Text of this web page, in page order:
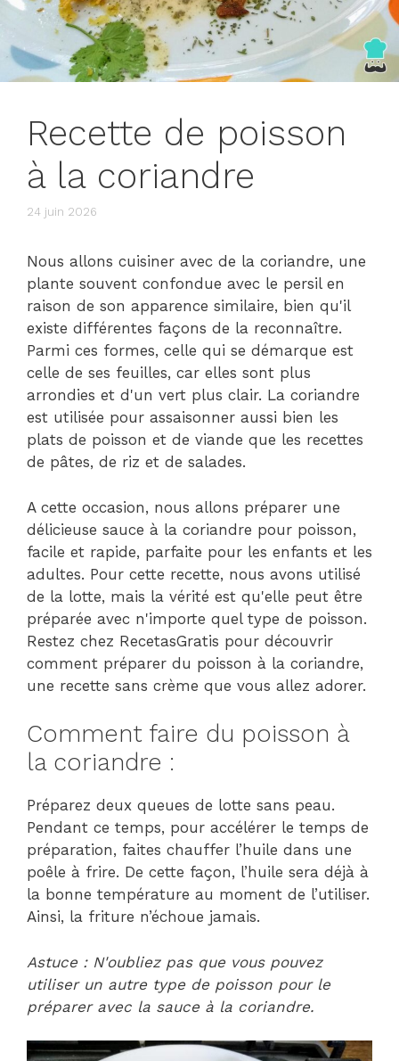
Recette de poisson
à la coriandre
24 juin 2026
Nous allons cuisiner avec de la coriandre, une
plante souvent confondue avec le persil en
raison de son apparence similaire, bien qu'il
existe différentes façons de la reconnaître.
Parmi ces formes, celle qui se démarque est
celle de ses feuilles, car elles sont plus
arrondies et d'un vert plus clair. La coriandre
est utilisée pour assaisonner aussi bien les
plats de poisson et de viande que les recettes
de pâtes, de riz et de salades.
A cette occasion, nous allons préparer une
délicieuse sauce à la coriandre pour poisson,
facile et rapide, parfaite pour les enfants et les
adultes. Pour cette recette, nous avons utilisé
de la lotte, mais la vérité est qu'elle peut être
préparée avec n'importe quel type de poisson.
Restez chez RecetasGratis pour découvrir
comment préparer du poisson à la coriandre,
une recette sans crème que vous allez adorer.
Comment faire du poisson à
la coriandre :
Préparez deux queues de lotte sans peau.
Pendant ce temps, pour accélérer le temps de
préparation, faites chauffer l’huile dans une
poêle à frire. De cette façon, l’huile sera déjà à
la bonne température au moment de l’utiliser.
Ainsi, la friture n’échoue jamais.
Astuce : N'oubliez pas que vous pouvez
utiliser un autre type de poisson pour le
préparer avec la sauce à la coriandre.